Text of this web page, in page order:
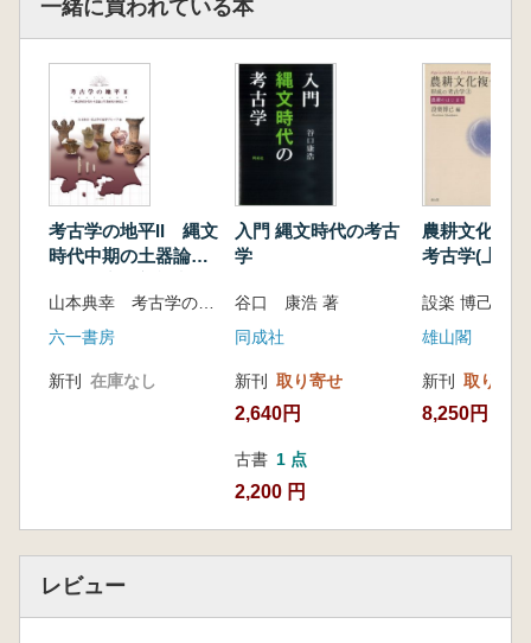
一緒に買われている本
考古学の地平II 縄文
時代中期の土器論と
六一書房
新刊 在庫なし
入門 縄文時代の考古
学
谷口 康浩 著
同成社
新刊 取り寄せ
2,640円
古書 1 点
2,200 円
農耕文化複
考古学(上)
設楽 博己 編
雄山閣
新刊 取り寄せ
8,250円
レビュー